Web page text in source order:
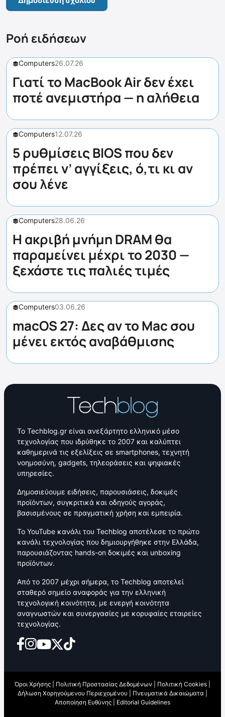
Ροή ειδήσεων
Computers26.07.26
Γιατί το MacBook Air δεν έχει
ποτέ ανεμιστήρα — η αλήθεια
Computers12.07.26
5 ρυθμίσεις BIOS που δεν
πρέπει ν’ αγγίξεις, ό,τι κι αν
σου λένε
Computers28.06.26
Η ακριβή μνήμη DRAM θα
παραμείνει μέχρι το 2030 —
ξεχάστε τις παλιές τιμές
Computers03.06.26
macOS 27: Δες αν το Mac σου
μένει εκτός αναβάθμισης
Το Techblog.gr είναι ανεξάρτητο ελληνικό μέσο
τεχνολογίας που ιδρύθηκε το 2007 και καλύπτει
καθημερινά τις εξελίξεις σε smartphones, τεχνητή
νοημοσύνη, gadgets, τηλεοράσεις και ψηφιακές
υπηρεσίες.
Δημοσιεύουμε ειδήσεις, παρουσιάσεις, δοκιμές
προϊόντων, συγκριτικά και οδηγούς αγοράς,
βασισμένους σε πραγματική χρήση και εμπειρία.
Το YouTube κανάλι του Techblog αποτέλεσε το πρώτο
κανάλι τεχνολογίας που δημιουργήθηκε στην Ελλάδα,
παρουσιάζοντας hands-on δοκιμές και unboxing
προϊόντων.
Από το 2007 μέχρι σήμερα, το Techblog αποτελεί
σταθερό σημείο αναφοράς για την ελληνική
τεχνολογική κοινότητα, με ενεργή κοινότητα
αναγνωστών και συνεργασίες με κορυφαίες εταιρείες
τεχνολογίας.
Όροι Χρήσης Πολιτική Προστασίας Δεδομένων Πολιτική Cookies
Δήλωση Χορηγούμενου Περιεχομένου
Πνευματικά Δικαιώματα
Αποποίηση Ευθύνης
Editorial Guidelines